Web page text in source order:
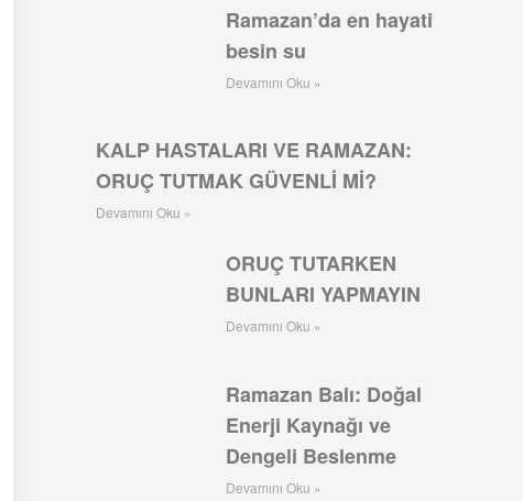
Ramazan’da en hayati
besin su
Devamını Oku »
KALP HASTALARI VE RAMAZAN:
ORUÇ TUTMAK GÜVENLİ Mİ?
Devamını Oku »
ORUÇ TUTARKEN
BUNLARI YAPMAYIN
Devamını Oku »
Ramazan Balı: Doğal
Enerji Kaynağı ve
Dengeli Beslenme
Devamını Oku »